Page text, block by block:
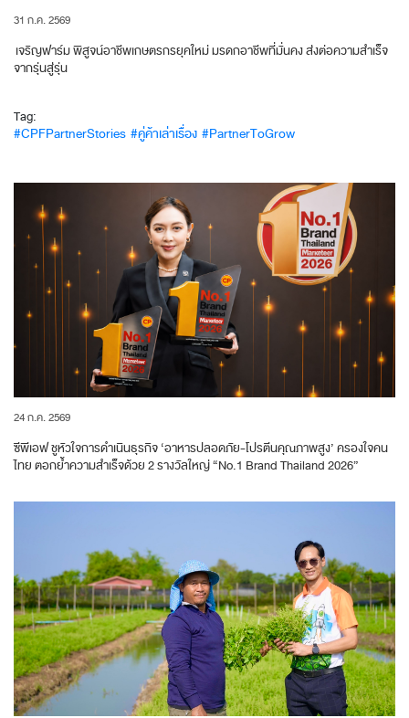
31 ก.ค. 2569
เจริญฟาร์ม พิสูจน์อาชีพเกษตรกรยุคใหม่ มรดกอาชีพที่มั่นคง ส่งต่อความสำเร็จ
จากรุ่นสู่รุ่น
Tag:
#CPFPartnerStories #คู่ค้าเล่าเรื่อง #PartnerToGrow
24 ก.ค. 2569
ซีพีเอฟ ชูหัวใจการดำเนินธุรกิจ ‘อาหารปลอดภัย-โปรตีนคุณภาพสูง’ ครองใจคน
ไทย ตอกย้ำความสำเร็จด้วย 2 รางวัลใหญ่ “No.1 Brand Thailand 2026”